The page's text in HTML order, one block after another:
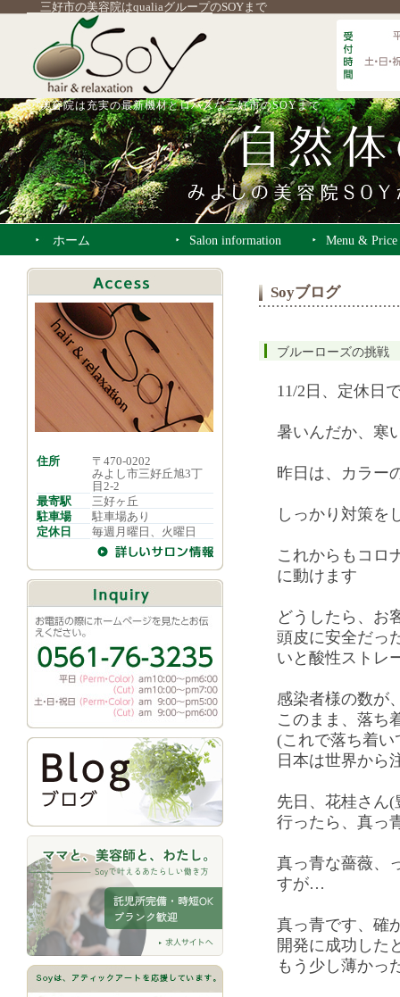
三好市の美容院はqualiaグループのSOYまで
美容院は充実の最新機材とロハスな三好市のSOYまで
ホーム Salon information Menu & Price
Soyブログ
ブルーローズの挑戦
11/2日、定休日
暑いんだか、寒
昨日は、カラー
しっかり対策を
これからもコロ
に動けます
どうしたら、
頭皮に安全だっ
いと酸性ストレ
感染者様の数が
このまま、落ち
(これで落ち着
日本は世界から
先日、花桂さん
行ったら、真っ
真っ青な薔薇、
すが…
真っ青です、確
開発に成功した
もう少し薄かっ
住所
〒470-0202
みよし市三好丘旭3丁
目2-2
最寄駅
三好ヶ丘
駐車場
駐車場あり
定休日
毎週月曜日、火曜日